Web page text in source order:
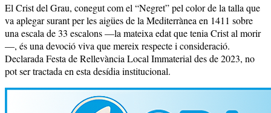
El Crist del Grau, conegut com el “Negret” pel color de la talla que
va aplegar surant per les aigües de la Mediterrànea en 1411 sobre
una escala de 33 escalons —la mateixa edat que tenia Crist al morir
—, és una devoció viva que mereix respecte i consideració.
Declarada Festa de Rellevància Local Immaterial des de 2023, no
pot ser tractada en esta desídia institucional.